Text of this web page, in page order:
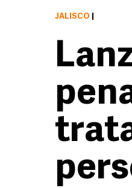
JALISCO